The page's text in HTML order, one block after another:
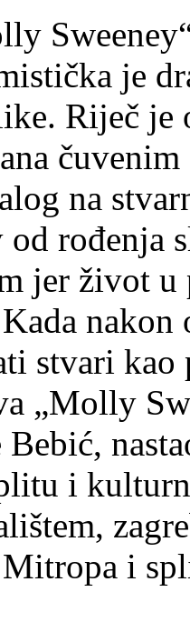
je
Riječ je
na
rođenja
jer život
stvari
„Molly
i
i